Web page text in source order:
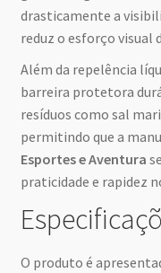
drasticamente a
reduz o esforço visual
Além da repelência
barreira protetora
resíduos como sal
permitindo que a
Esportes e Aventura
praticidade e rapidez
O produto é